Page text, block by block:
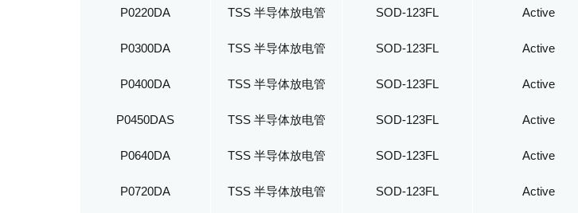
P0220DA TSS 半导体放电管 SOD-123FL Active
P0300DA TSS 半导体放电管 SOD-123FL Active
P0400DA TSS 半导体放电管 SOD-123FL Active
P0450DAS TSS 半导体放电管 SOD-123FL Active
P0640DA TSS 半导体放电管 SOD-123FL Active
P0720DA TSS 半导体放电管 SOD-123FL Active